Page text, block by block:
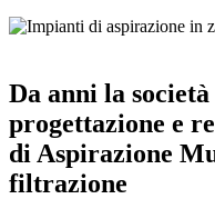
Da anni la
progettazione e
di Aspirazione
filtrazione